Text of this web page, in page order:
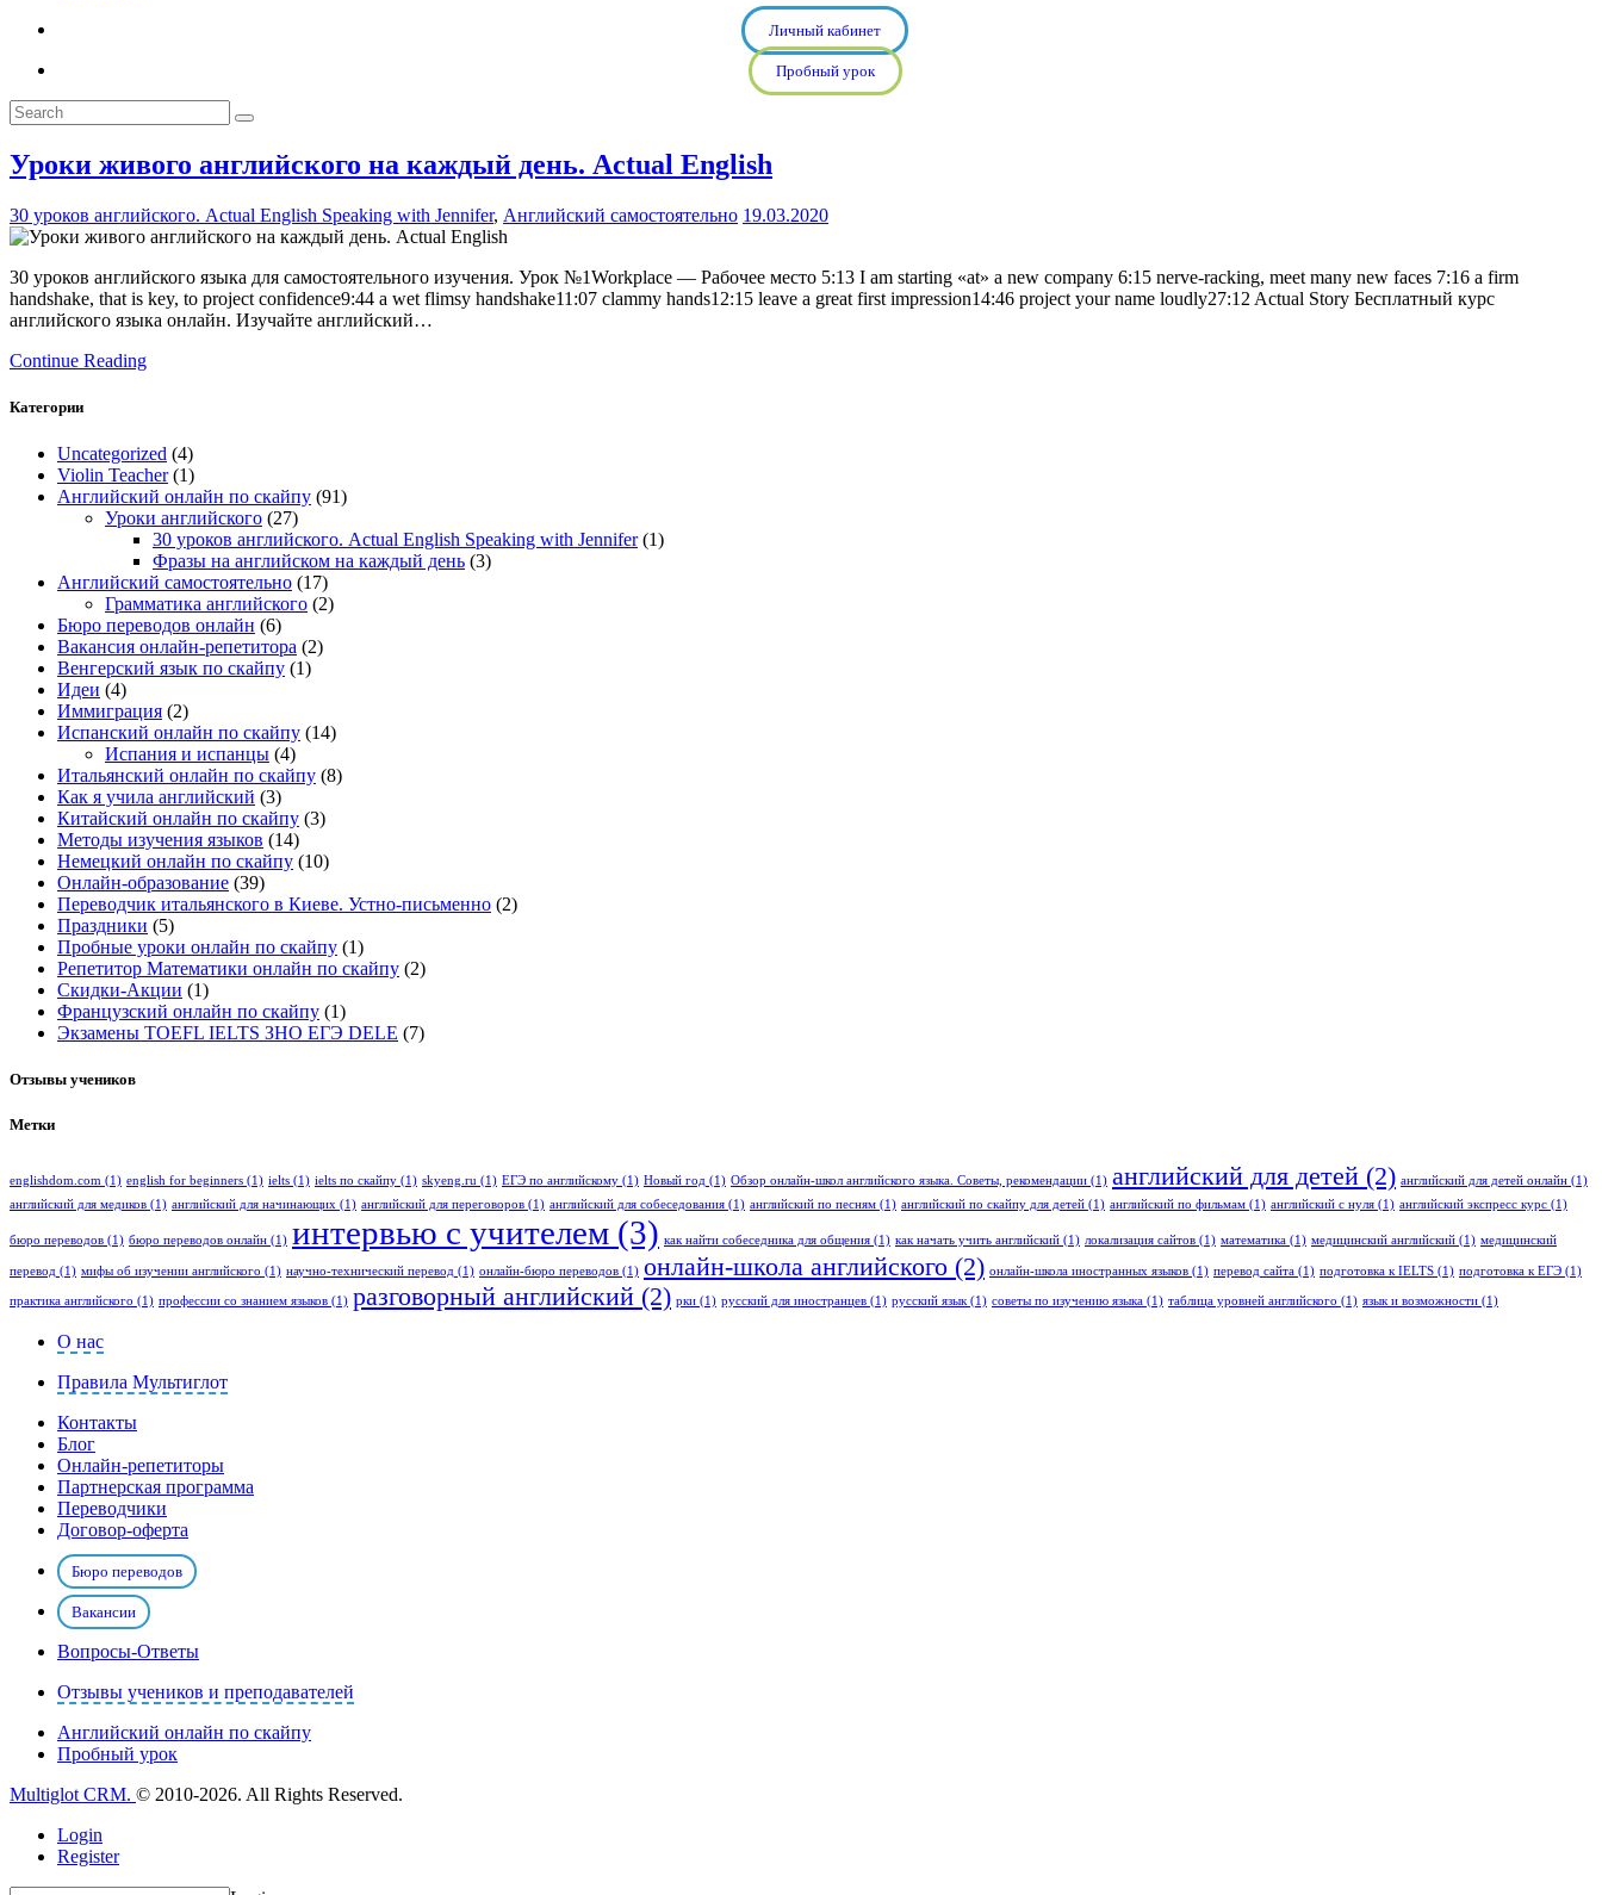
Личный кабинет
Пробный урок
Уроки живого английского на каждый день. Actual English
30 уроков английского. Actual English Speaking with Jennifer, Английский самостоятельно 19.03.2020
30 уроков английского языка для самостоятельного изучения. Урок №1Workplace — Рабочее место 5:13 I am starting «at» a new company 6:15 nerve-racking, meet many new faces 7:16 a firm
handshake, that is key, to project confidence9:44 a wet flimsy handshake11:07 clammy hands12:15 leave a great first impression14:46 project your name loudly27:12 Actual Story Бесплатный курс
английского языка онлайн. Изучайте английский…
Continue Reading
Категории
Uncategorized (4)
Violin Teacher(1)
Английский онлайн по скайпу (91)
Уроки английского (27)
30 уроков английского. Actual English Speaking with Jennifer(1)
Фразы на английском на каждый день (3)
Английский самостоятельно (17)
Грамматика английского (2)
Бюро переводов онлайн (6)
Вакансия онлайн-репетитора (2)
Венгерский язык по скайпу (1)
Идеи (4)
Иммиграция (2)
Испанский онлайн по скайпу (14)
Испания и испанцы (4)
Итальянский онлайн по скайпу (8)
Как я учила английский (3)
Китайский онлайн по скайпу (3)
Методы изучения языков (14)
Немецкий онлайн по скайпу (10)
Онлайн-образование (39)
Переводчик итальянского в Киеве. Устно-письменно (2)
Праздники (5)
Пробные уроки онлайн по скайпу (1)
Репетитор Математики онлайн по скайпу (2)
Скидки-Акции (1)
Французский онлайн по скайпу (1)
Экзамены TOEFL IELTS ЗНО ЕГЭ DELE (7)
Отзывы учеников
Метки
englishdom.com (1) english for beginners (1) ielts (1) ielts по скайпу (1) skyeng.ru (1) ЕГЭ по английскому (1) Новый год (1) Обзор онлайн-школ английского языка. Советы, рекомендации (1) английский для детей (2) английский для детей онлайн (1)
английский для медиков (1) английский для начинающих (1) английский для переговоров (1) английский для собеседования (1) английский по песням (1) английский по скайпу для детей (1) английский по фильмам (1) английский с нуля (1) английский экспресс курс (1)
бюро переводов (1) бюро переводов онлайн (1) интервью с учителем (3) как найти собеседника для общения (1) как начать учить английский (1) локализация сайтов (1) математика (1) медицинский английский (1) медицинский
перевод (1) мифы об изучении английского (1) научно-технический перевод (1) онлайн-бюро переводов (1) онлайн-школа английского (2) онлайн-школа иностранных языков (1) перевод сайта (1) подготовка к IELTS (1) подготовка к ЕГЭ (1)
практика английского (1) профессии со знанием языков (1) разговорный английский (2) рки (1) русский для иностранцев (1) русский язык (1) советы по изучению языка (1) таблица уровней английского (1) язык и возможности (1)
О нас
Правила Мультиглот
Контакты
Блог
Онлайн-репетиторы
Партнерская программа
Переводчики
Договор-оферта
Бюро переводов
Вакансии
Вопросы-Ответы
Отзывы учеников и преподавателей
Английский онлайн по скайпу
Пробный урок
Multiglot CRM. © 2010-2026. All Rights Reserved.
Login
Register